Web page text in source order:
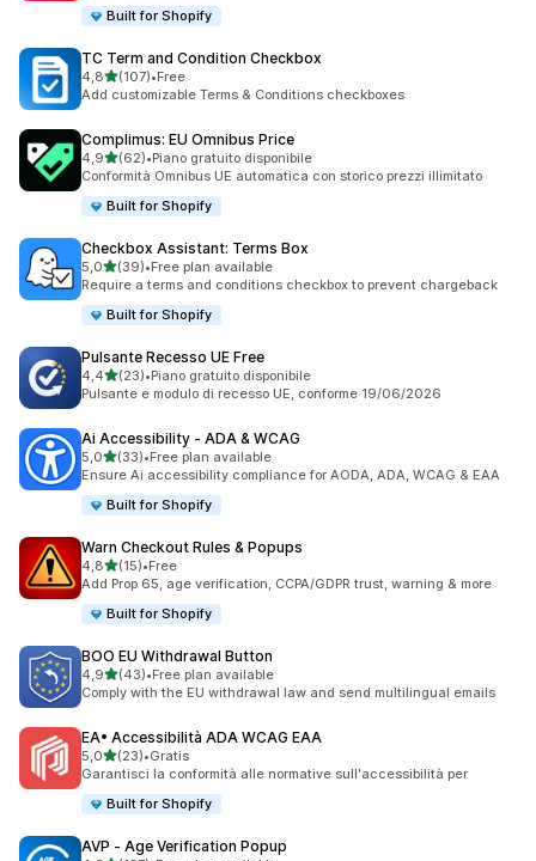
Built for Shopify
TC Term and Condition Checkbox
4,8stelle su 5
(107)
107 recensioni totali
•Free
Add customizable Terms & Conditions checkboxes
Complimus: EU Omnibus Price
4,9stelle su 5
(62)
62 recensioni totali
•Piano gratuito disponibile
Conformità Omnibus UE automatica con storico prezzi illimitato
Built for Shopify
Checkbox Assistant: Terms Box
5,0stelle su 5
(39)
39 recensioni totali
•Free plan available
Require a terms and conditions checkbox to prevent chargeback
Built for Shopify
Pulsante Recesso UE Free
4,4stelle su 5
(23)
23 recensioni totali
•Piano gratuito disponibile
Pulsante e modulo di recesso UE, conforme 19/06/2026
Ai Accessibility ‑ ADA & WCAG
5,0stelle su 5
(33)
33 recensioni totali
•Free plan available
Ensure Ai accessibility compliance for AODA, ADA, WCAG & EAA
Built for Shopify
Warn Checkout Rules & Popups
4,8stelle su 5
(15)
15 recensioni totali
•Free
Add Prop 65, age verification, CCPA/GDPR trust, warning & more
Built for Shopify
BOO EU Withdrawal Button
4,9stelle su 5
(43)
43 recensioni totali
•Free plan available
Comply with the EU withdrawal law and send multilingual emails
EA• Accessibilità ADA WCAG EAA
5,0stelle su 5
(23)
23 recensioni totali
•Gratis
Garantisci la conformità alle normative sull'accessibilità per
Built for Shopify
AVP ‑ Age Verification Popup